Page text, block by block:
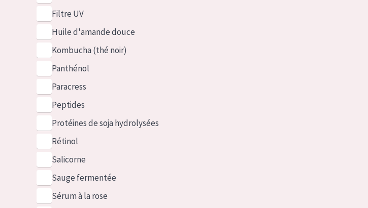
Filtre UV
Huile d'amande douce
Kombucha (thé noir)
Panthénol
Paracress
Peptides
Protéines de soja hydrolysées
Rétinol
Salicorne
Sauge fermentée
Sérum à la rose